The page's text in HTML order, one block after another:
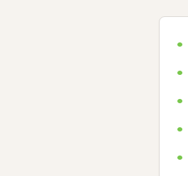
•
•
•
•
•